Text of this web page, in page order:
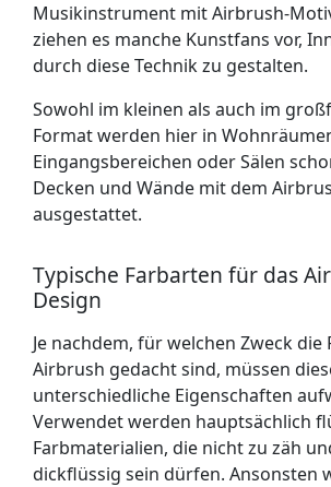
Musikinstrument mit Airbrush-
ziehen es manche Kunstfans vor,
durch diese Technik zu gestalten.
Sowohl im kleinen als auch im
Format werden hier in
Eingangsbereichen oder Sälen
Decken und Wände mit dem
ausgestattet.
Typische Farbarten für das
Design
Je nachdem, für welchen Zweck die
Airbrush gedacht sind, müssen
unterschiedliche Eigenschaften
Verwendet werden hauptsächlich
Farbmaterialien, die nicht zu zäh
dickflüssig sein dürfen. Ansonsten